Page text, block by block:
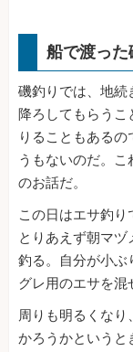
船で渡っ
磯釣りでは、地続
降ろしてもらうこ
りることもある
うもないのだ。
のお話だ。
この日はエサ釣
とりあえず朝マ
釣る。自分が小ぶ
グレ用のエサを混
周りも明るくな
かろうかというと